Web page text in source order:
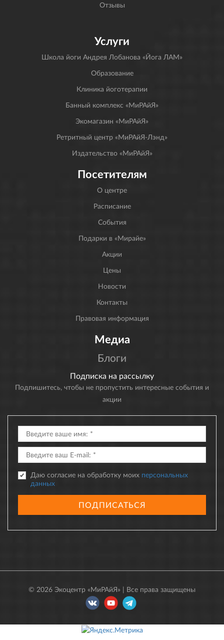
Отзывы
Услуги
Школа йоги Андрея Лобанова «Йога ЛАМ»
Образование
Клиника йоготерапии
Банный комплекс «МиРАйЯ»
Экомагазин «МиРАйЯ»
Ретритный центр «МиРАйЯ-Лэнд»
Издательство «МиРАйЯ»
Посетителям
О центре
Расписание
События
Подарки в «Мирайе»
Акции
Цены
Новости
Контакты
Правовая информация
Медиа
Блоги
Подписка на рассылку
Подпишитесь, чтобы не пропустить интересные события и
акции
Даю согласие на обработку моих персональных
данных
ПОДПИСАТЬСЯ
© 2026 Экоцентр «МиРАйЯ» | Все права защищены